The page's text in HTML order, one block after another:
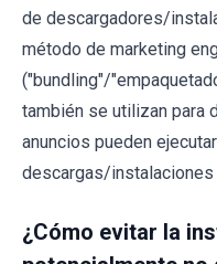
de descargadores/
método de marketing
("bundling"/
también se utilizan para
anuncios pueden
descargas/
¿Cómo evitar la